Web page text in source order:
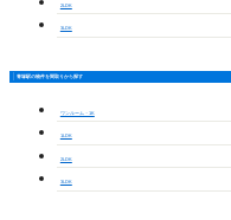
2LDK
3LDK
青塚駅の物件を間取りから探す
ワンルーム・1K
1LDK
2LDK
3LDK